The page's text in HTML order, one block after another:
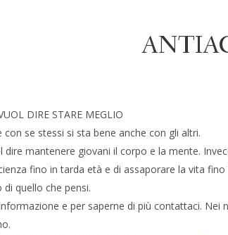
DIRE STARE MEGLIO
con se stessi si sta bene anche con gli altri.
dire mantenere giovani il corpo e la mente.
fino in tarda età e di assaporare la vita fino
di quello che pensi.
e per saperne di più contattaci.